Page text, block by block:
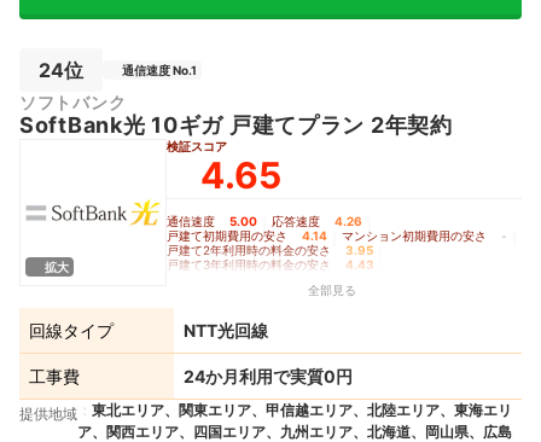
24位 通信速度 No.1
ソフトバンク
SoftBank光 10ギガ 戸建てプラン 2年契約
拡大
検証スコア
4.65
通信速度 5.00 応答速度 4.26
戸建て初期費用の安さ 4.14 マンション初期費用の安さ -
戸建て2年利用時の料金の安さ 3.95
戸建て3年利用時の料金の安さ 4.43
マンション2年利用時の料金の安さ
マンション3年利用時の料金の安さ
マンション5年利用時の料金の安さ
Wi-Fiルーターレンタルの充実度
全部見る
回線タイプ NTT光回線
工事費 24か月利用で実質0円
提供地域
東北エリア、関東エリア、甲信越エリア、北陸エリア、東海エリ
ア、関西エリア、四国エリア、九州エリア、北海道、岡山県、広島